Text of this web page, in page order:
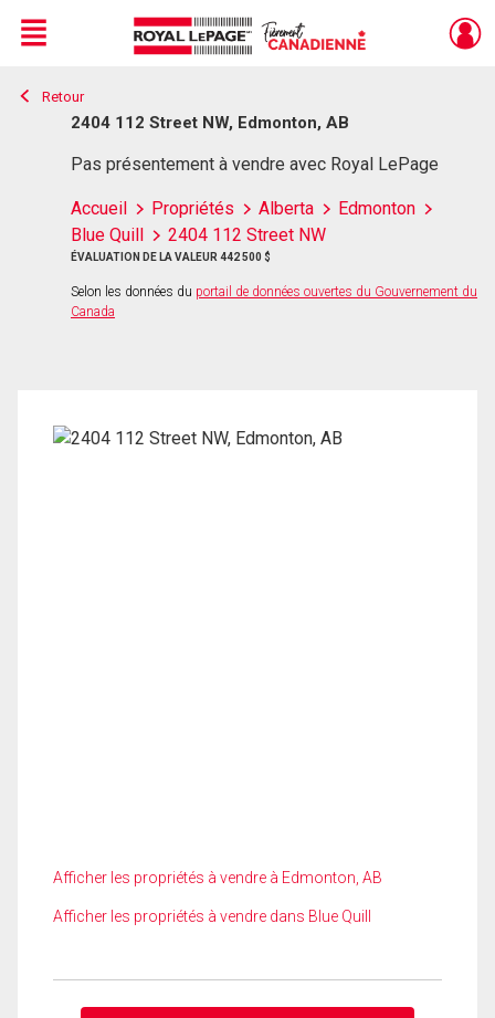
Live
En Direct
Menu
Retour
2404 112 Street NW, Edmonton, AB
Pas présentement à vendre avec Royal LePage
Accueil Propriétés Alberta
Edmonton
Blue Quill
2404 112 Street NW
ÉVALUATION DE LA VALEUR 442 500 $
Selon les données du portail de données ouvertes du Gouvernement du
Canada
Afficher les propriétés à vendre à Edmonton, AB
Afficher les propriétés à vendre dans Blue Quill